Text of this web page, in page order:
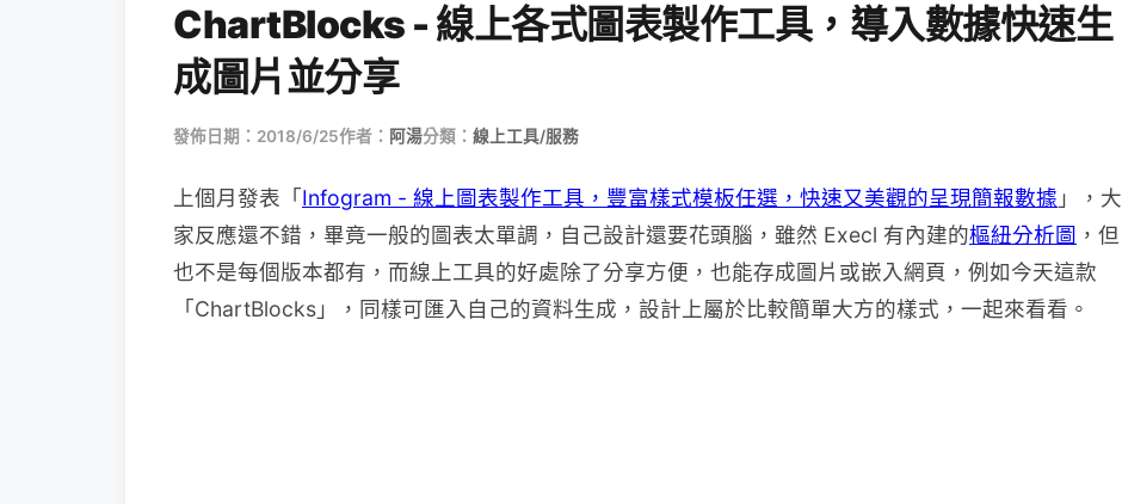
ChartBlocks - 線上各式圖表製作工具，導入數據快速生
成圖片並分享
發佈日期：2018/6/25作者： 阿湯分類： 線上工具/服務
上個月發表「Infogram - 線上圖表製作工具，豐富樣式模板任選，快速又美觀的呈現簡報數據 」，大
家反應還不錯，畢竟一般的圖表太單調，自己設計還要花頭腦，雖然 Execl 有內建的樞紐分析圖 ，但
也不是每個版本都有，而線上工具的好處除了分享方便，也能存成圖片或嵌入網頁，例如今天這款
「ChartBlocks」，同樣可匯入自己的資料生成，設計上屬於比較簡單大方的樣式，一起來看看。